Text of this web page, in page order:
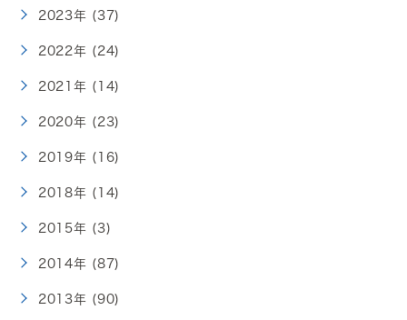
2023年 (37)
2022年 (24)
2021年 (14)
2020年 (23)
2019年 (16)
2018年 (14)
2015年 (3)
2014年 (87)
2013年 (90)